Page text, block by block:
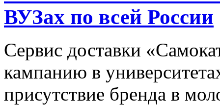
ВУЗах по всей России
Сервис доставки
кампанию в
присутствие бренда в